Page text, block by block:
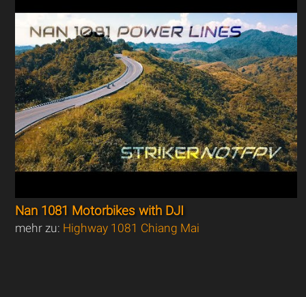
Nan 1081 Motorbikes with DJI
mehr zu: Highway 1081 Chiang Mai